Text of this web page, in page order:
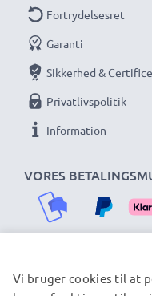
VORES
Fortrydelsesret
Garanti
Sikkerhed &
Privatlivspolitik
Information
VORES
Vi bruger cookies til at